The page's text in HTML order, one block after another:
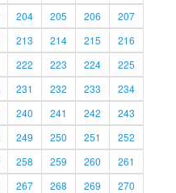
204 205 206
207
213 214 215
216
222 223 224
225
231 232 233
234
240 241 242
243
249 250 251
252
258 259 260
261
267 268 269
270